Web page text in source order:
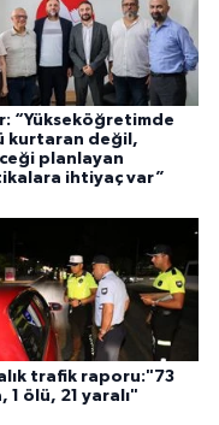
“Yükseköğretimde
kurtaran değil,
planlayan
ihtiyaç var”
trafik raporu:"73
1 ölü, 21 yaralı"